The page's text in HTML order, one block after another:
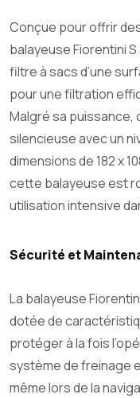
Conçue pour offrir
balayeuse Fiorentini S
filtre à sacs d’une
pour une filtration
Malgré sa
silencieuse avec un
dimensions de 182 x
cette balayeuse est
utilisation intensive
Sécurité et
La balayeuse
dotée de
protéger à la fois
système de freinage
même lors de la